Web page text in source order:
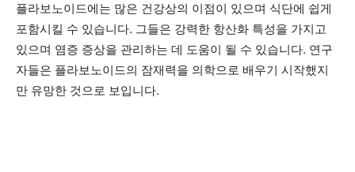
플라보노이드에는 많은 건강상의 이점이 있으며 식단에 쉽게
포함시킬 수 있습니다. 그들은 강력한 항산화 특성을 가지고
있으며 염증 증상을 관리하는 데 도움이 될 수 있습니다. 연구
자들은 플라보노이드의 잠재력을 의학으로 배우기 시작했지
만 유망한 것으로 보입니다.